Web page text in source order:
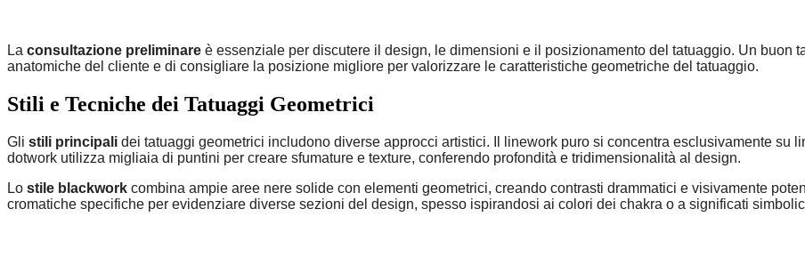
La consultazione preliminare è essenziale per discutere il design, le dimensioni e il posizionamento del tatuaggio. Un buon
anatomiche del cliente e di consigliare la posizione migliore per valorizzare le caratteristiche geometriche del tatuaggio.
Stili e Tecniche dei Tatuaggi Geometrici
Gli stili principali dei tatuaggi geometrici includono diverse approcci artistici. Il linework puro si concentra esclusivamente su
dotwork utilizza migliaia di puntini per creare sfumature e texture, conferendo profondità e tridimensionalità al design.
Lo stile blackwork combina ampie aree nere solide con elementi geometrici, creando contrasti drammatici e visivamente
cromatiche specifiche per evidenziare diverse sezioni del design, spesso ispirandosi ai colori dei chakra o a significati